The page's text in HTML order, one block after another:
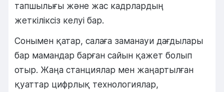
тапшылығы және жас кадрлардың
жеткіліксіз келуі бар.
Сонымен қатар, салаға заманауи дағдылары
бар мамандар барған сайын қажет болып
отыр. Жаңа станциялар мен жаңартылған
қуаттар цифрлық технологиялар,